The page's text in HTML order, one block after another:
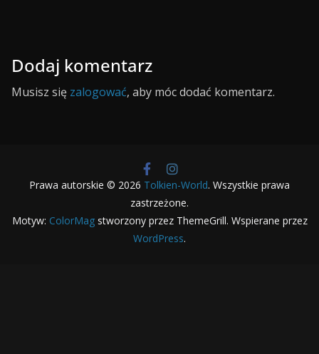
Dodaj komentarz
Musisz się zalogować, aby móc dodać komentarz.
Prawa autorskie © 2026 Tolkien-World. Wszystkie prawa
zastrzeżone.
Motyw: ColorMagstworzony przez ThemeGrill. Wspierane przez
WordPress.